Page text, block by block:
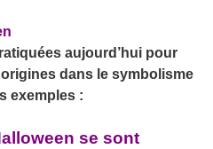
aujourd’hui pour
dans le symbolisme
exemples :
se sont